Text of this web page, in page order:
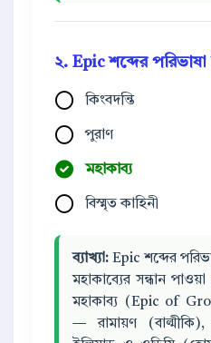
২. Epic শব্দের পরিভাষা
কিংবদন্তি
পুরাণ
মহাকাব্য
বিস্মৃত কাহিনী
ব্যাখ্যা: Epic শব্দের
মহাকাব্যের সন্ধান
মহাকাব্য (Epic of
— রামায়ণ (বাল্মীকি),